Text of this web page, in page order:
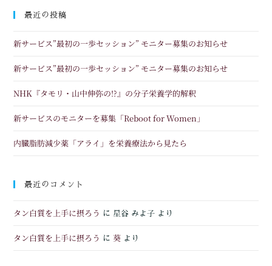
最近の投稿
新サービス”最初の一歩セッション” モニター募集のお知らせ
新サービス”最初の一歩セッション” モニター募集のお知らせ
NHK『タモリ・山中伸弥の!?』の分子栄養学的解釈
新サービスのモニターを募集「Reboot for Women」
内臓脂肪減少薬「アライ」を栄養療法から見たら
最近のコメント
タン白質を上手に摂ろう に 星谷 みよ子 より
タン白質を上手に摂ろう に葵 より